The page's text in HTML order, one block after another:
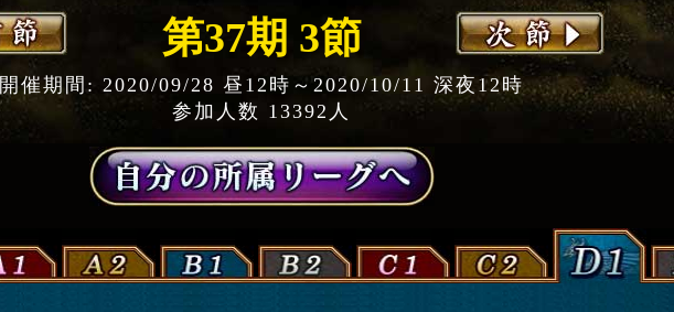
第37期 3節
開催期間: 2020/09/28 昼12時～2020/10/11 深夜12時
参加人数 13392人